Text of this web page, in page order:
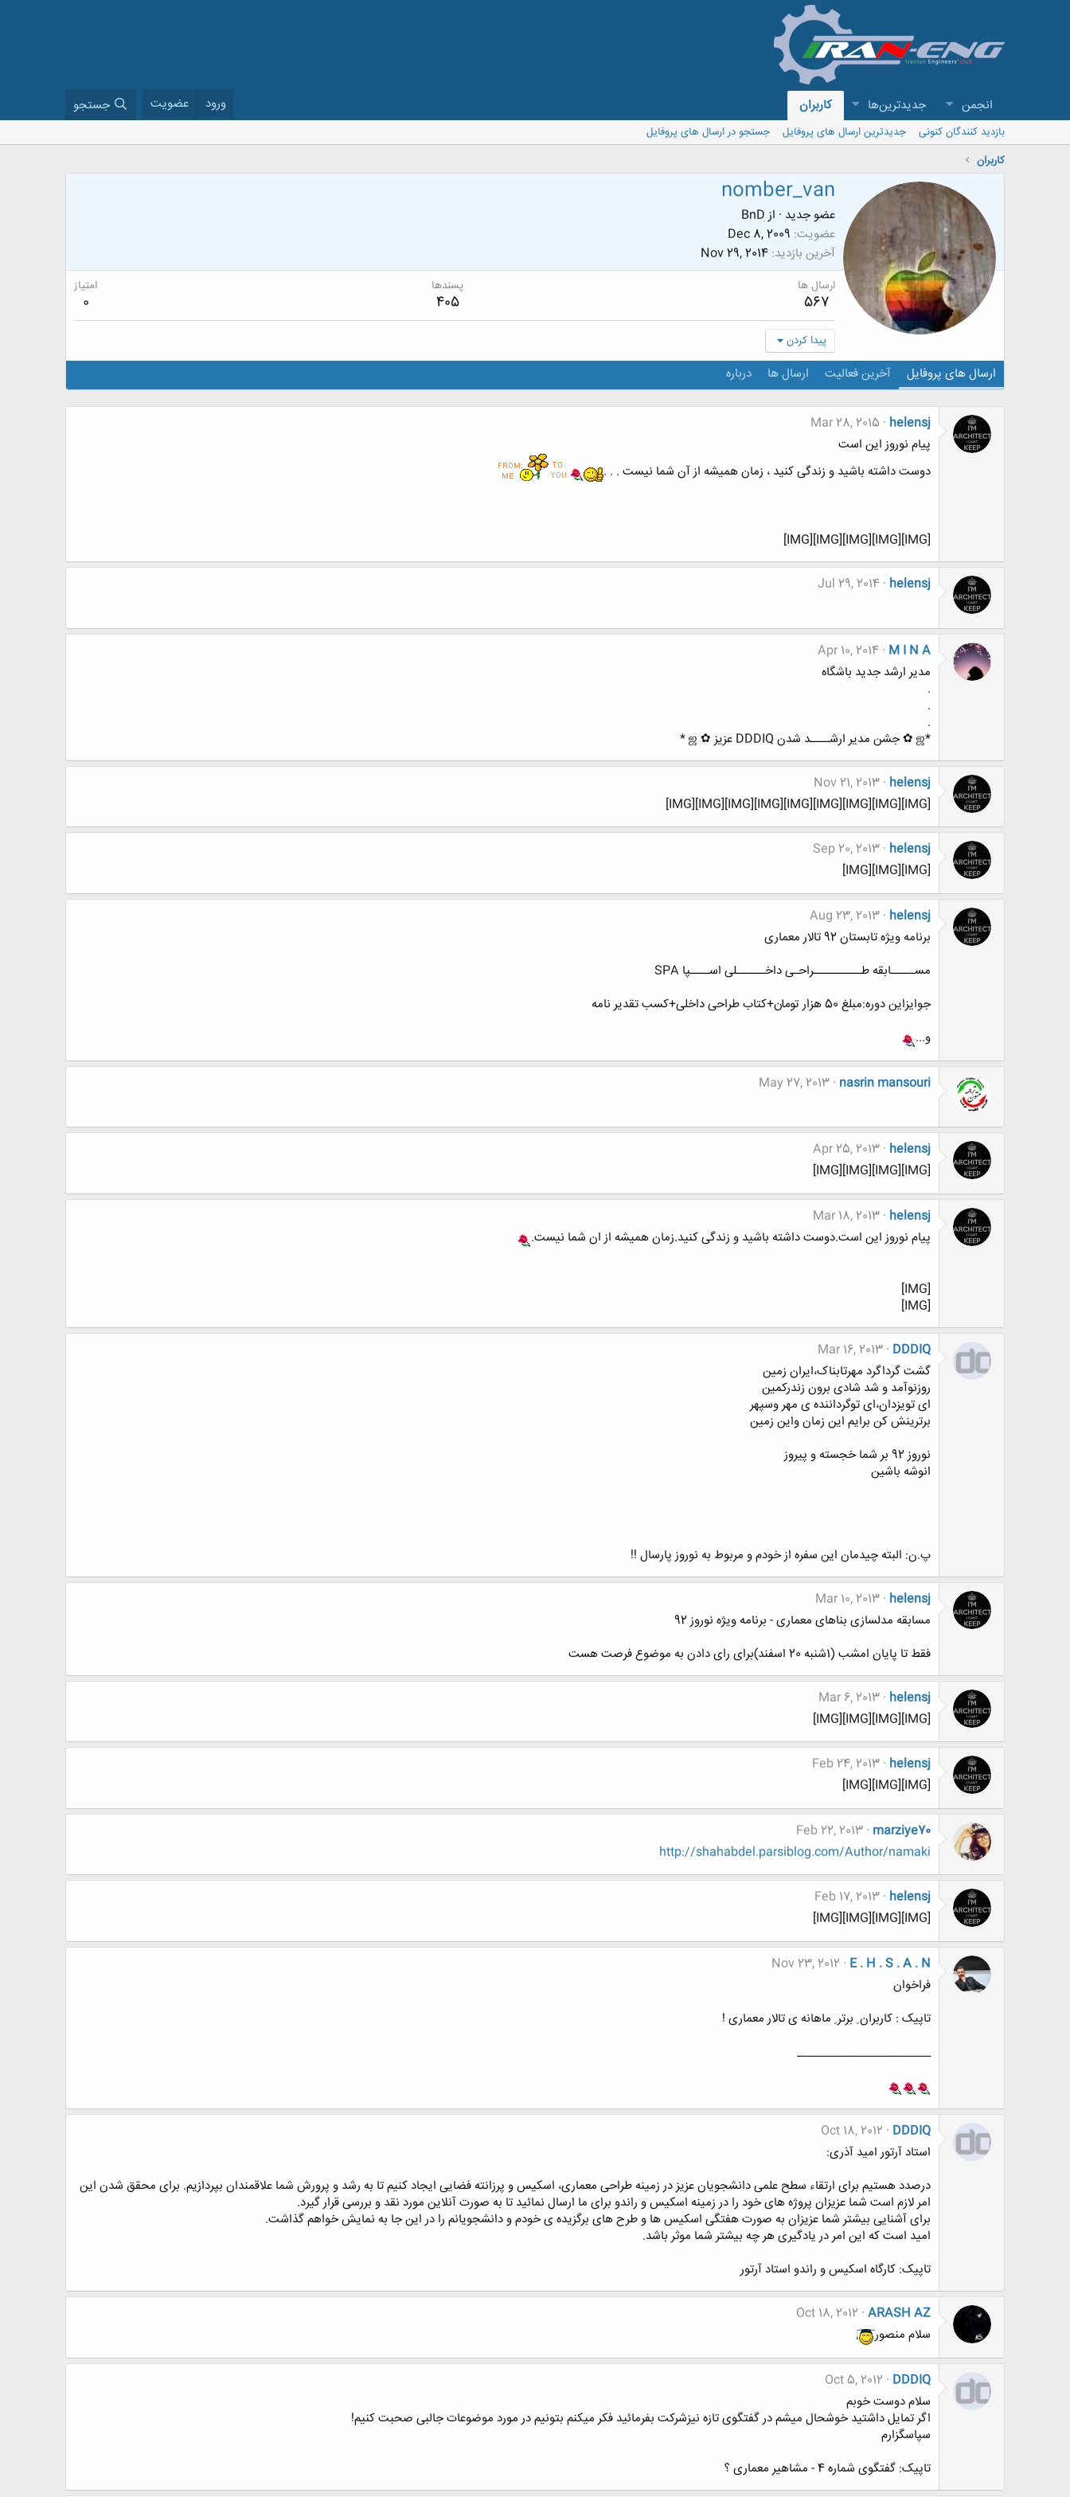
انجمن جدیدترین‌ها کاربران ورود عضویت جستجو
بازدید کنندگان کنونی جدیدترین ارسال های پروفایل
جستجو در ارسال های پروفایل
کاربران
nomber_van
عضو جدید · از BnD
عضویت Dec 8, 2009
آخرین بازدید Nov 29, 2014
ارسال ها
567
پسندها
405
امتیاز
0
پیدا کردن
ارسال های پروفایل آخرین فعالیت ارسال ها درباره
helensj
Mar 28, 2015
پیام نوروز این است
دوست داشته باشید و زندگی کنید ، زمان همیشه از آن شما نیست . . .
[IMG][IMG][IMG][IMG][IMG]
helensj
Jul 29, 2014
M I N A
Apr 10, 2014
مدیر ارشد جدید باشگاه
.
.
.
*ஜ ✿ جشن مدیر ارشــــد شدن DDDIQ عزیز ✿ ஜ *
helensj
Nov 21, 2013
[IMG][IMG][IMG][IMG][IMG][IMG][IMG][IMG][IMG]
helensj
Sep 20, 2013
[IMG][IMG][IMG]
helensj
Aug 23, 2013
برنامه ویژه تابستان 92 تالار معماری
مســـــابقه طــــــــــراحـی داخــــــلی اســــپا SPA
جوایزاین دوره:مبلغ 50 هزار تومان+کتاب طراحی داخلی+کسب تقدیر نامه
و...
nasrin mansouri
May 27, 2013
helensj
Apr 25, 2013
[IMG][IMG][IMG][IMG]
helensj
Mar 18, 2013
پیام نوروز این است.دوست داشته باشید و زندگی کنید.زمان همیشه از ان شما نیست.
[IMG]
[IMG]
DDDIQ
Mar 16, 2013
گشت گرداگرد مهرتابناک،ایران زمین
روزنوآمد و شد شادی برون زندرکمین
ای تویزدان،ای توگرداننده ی مهر وسپهر
برترینش کن برایم این زمان واین زمین
نوروز 92 بر شما خجسته و پیروز
انوشه باشین
پ.ن: البته چیدمان این سفره از خودم و مربوط به نوروز پارسال !!
helensj
Mar 10, 2013
مسابقه مدلسازی بناهای معماری - برنامه ویژه نوروز 92
فقط تا پایان امشب (1شنبه 20 اسفند)برای رای دادن به موضوع فرصت هست
helensj
Mar 6, 2013
[IMG][IMG][IMG][IMG]
helensj
Feb 24, 2013
[IMG][IMG][IMG]
marziye70
Feb 22, 2013
http://shahabdel.parsiblog.com/Author/namaki
helensj
Feb 17, 2013
[IMG][IMG][IMG][IMG]
E . H . S . A . N
Nov 23, 2012
فراخوان
تاپیک : کاربران ِ برتر ِ ماهانه ی تالار معماری !
________________________
DDDIQ
Oct 18, 2012
استاد آرتور امید آذری:
درصدد هستیم برای ارتقاء سطح علمی دانشجویان عزیز در زمینه طراحی معماری، اسکیس و پرزانته فضایی ایجاد کنیم تا به رشد و پرورش شما علاقمندان بپردازیم. برای محقق شدن این
امر لازم است شما عزیزان پروژه های خود را در زمینه اسکیس و راندو برای ما ارسال نمائید تا به صورت آنلاین مورد نقد و بررسی قرار گیرد.
برای آشنایی بیشتر شما عزیزان به صورت هفتگی اسکیس ها و طرح های برگزیده ی خودم و دانشجویانم را در این جا به نمایش خواهم گذاشت.
امید است که این امر در یادگیری هر چه بیشتر شما موثر باشد.
تاپیک: کارگاه اسکیس و راندو استاد آرتور
ARASH AZ
Oct 18, 2012
سلام منصور
DDDIQ
Oct 5, 2012
سلام دوست خوبم
اگر تمایل داشتید خوشحال میشم در گفتگوی تازه نیزشرکت بفرمائید فکر میکنم بتونیم در مورد موضوعات جالبی صحبت کنیم!
سپاسگزارم
تاپیک: گفتگوی شماره 4 - مشاهیر معماری ؟